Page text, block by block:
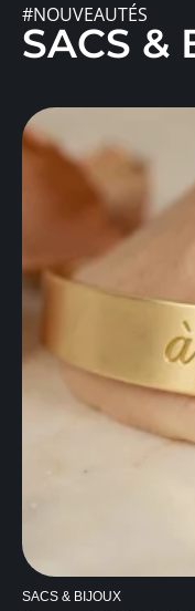
#NOUVEAUTÉS
SACS &
SACS & BIJOUX